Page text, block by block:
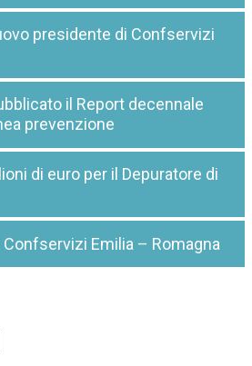
presidente di Confservizi
il Report decennale
prevenzione
di euro per il Depuratore di
Emilia – Romagna